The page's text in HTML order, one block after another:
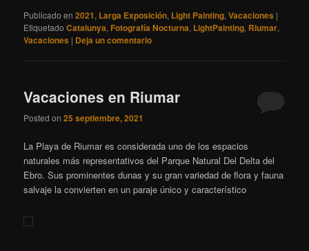
Publicado en 2021, Larga Exposición, Light Painting,Vacaciones |
Etiquetado Catalunya, Fotografía Nocturna, LightPainting, Riumar,
Vacaciones | Deja un comentario
Vacaciones en Riumar
Posted on25 septiembre, 2021
La Playa de Riumar es considerada uno de los espacios
naturales más representativos del Parque Natural Del Delta del
Ebro. Sus prominentes dunas y su gran variedad de flora y fauna
salvaje la convierten en un paraje único y característico